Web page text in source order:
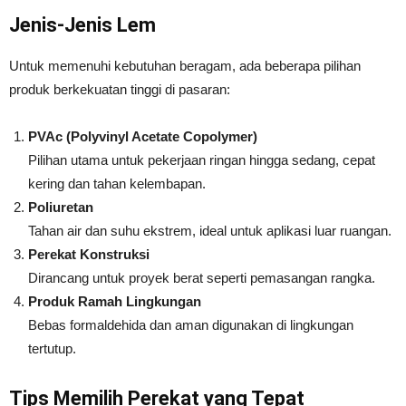
Jenis-Jenis Lem
Untuk memenuhi kebutuhan beragam, ada beberapa pilihan
produk berkekuatan tinggi di pasaran:
PVAc (Polyvinyl Acetate Copolymer)
Pilihan utama untuk pekerjaan ringan hingga sedang, cepat
kering dan tahan kelembapan.
Poliuretan
Tahan air dan suhu ekstrem, ideal untuk aplikasi luar ruangan.
Perekat Konstruksi
Dirancang untuk proyek berat seperti pemasangan rangka.
Produk Ramah Lingkungan
Bebas formaldehida dan aman digunakan di lingkungan
tertutup.
Tips Memilih Perekat yang Tepat